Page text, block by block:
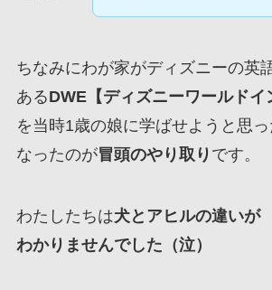
ちなみにわが家がディズニーの英
あるDWE【ディズニーワールドイ
を当時1歳の娘に学ばせようと思
なったのが冒頭のやり取り です。
わたしたちは犬とアヒルの違いが
わかりませんでした（泣）